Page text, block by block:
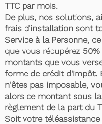
TTC par mois.
De plus, nos solutions,
frais d'installation sont
Service à la Personne,
que vous récupérez 50%
montants que vous
forme de crédit d'impôt.
n'êtes pas imposable,
alors ce montant sous
règlement de la part du
Soit votre téléassistance